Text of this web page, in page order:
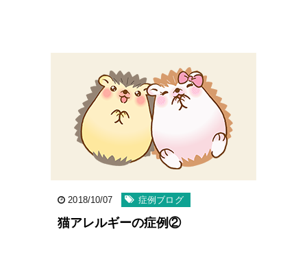
2018/10/07 症例ブログ
猫アレルギーの症例②